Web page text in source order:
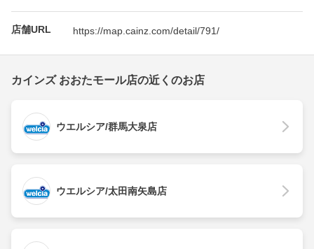
店舗URL https://map.cainz.com/detail/791/
カインズ おおたモール店の近くのお店
ウエルシア/群馬大泉店
ウエルシア/太田南矢島店